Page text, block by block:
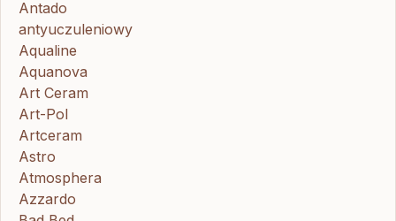
Antado
antyuczuleniowy
Aqualine
Aquanova
Art Ceram
Art-Pol
Artceram
Astro
Atmosphera
Azzardo